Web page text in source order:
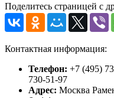
Поделитесь страницей с
Контактная информация:
Телефон: +7 (495)
730-51-97
Адрес: Москва